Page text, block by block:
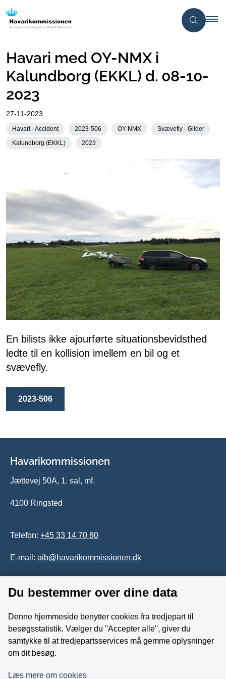
Havari med OY-NMX i
Kalundborg (EKKL) d. 08-10-
2023
27-11-2023
Havari - Accident 2023-506 OY-NMX
Svævefly - Glider
Kalundborg (EKKL)
2023
En bilists ikke ajourførte situationsbevidsthed
ledte til en kollision imellem en bil og et
svævefly.
2023-506
Havarikommissionen
Jættevej 50A, 1. sal, mf.
4100 Ringsted
Telefon: +45 33 14 70 80
E-mail: aib@havarikommissionen.dk
Tilgængelighedserklæring
Whistleblowerordning
Følg os på YouTube
Du bestemmer over dine data
Denne hjemmeside benytter cookies fra tredjepart til
besøgsstatistik. Vælger du ''Accepter alle'', giver du
samtykke til at tredjepartsservices må gemme oplysninger
om dit besøg.
Læs mere om cookies